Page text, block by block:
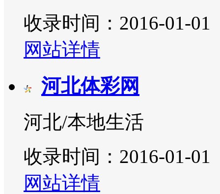
收录时间：2016-01-01
网站详情
河北体彩网
河北/本地生活
收录时间：2016-01-01
网站详情